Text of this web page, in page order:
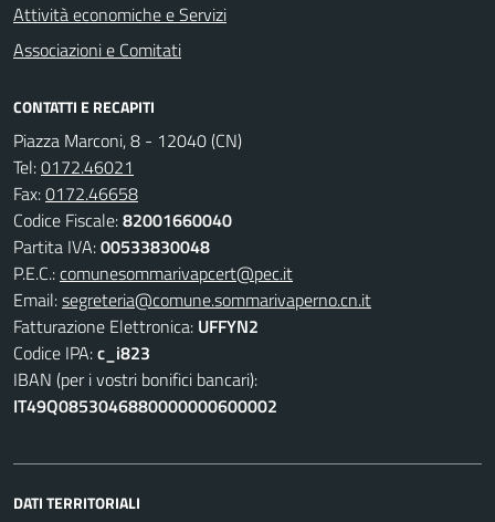
Attività economiche e Servizi
Associazioni e Comitati
CONTATTI E RECAPITI
Piazza Marconi, 8 - 12040 (CN)
Tel:0172.46021
Fax:0172.46658
Codice Fiscale:82001660040
Partita IVA:00533830048
P.E.C.:comunesommarivapcert@pec.it
Email:segreteria@comune.sommarivaperno.cn.it
Fatturazione Elettronica: UFFYN2
Codice IPA:c_i823
IBAN (per i vostri bonifici bancari):
IT49Q0853046880000000600002
DATI TERRITORIALI